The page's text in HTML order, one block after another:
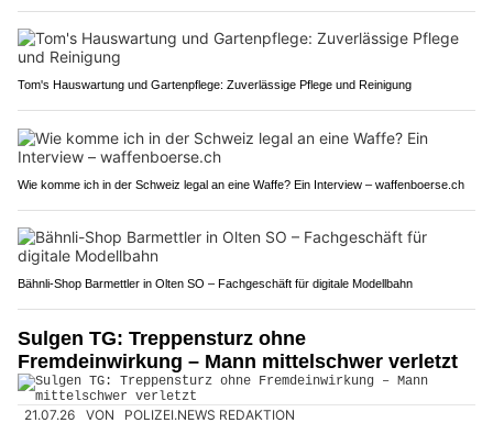
Tom's Hauswartung und Gartenpflege: Zuverlässige Pflege und Reinigung
Wie komme ich in der Schweiz legal an eine Waffe? Ein Interview – waffenboerse.ch
Bähnli-Shop Barmettler in Olten SO – Fachgeschäft für digitale Modellbahn
Sulgen TG: Treppensturz ohne
Fremdeinwirkung – Mann mittelschwer verletzt
21.07.26 VON POLIZEI.NEWS REDAKTION